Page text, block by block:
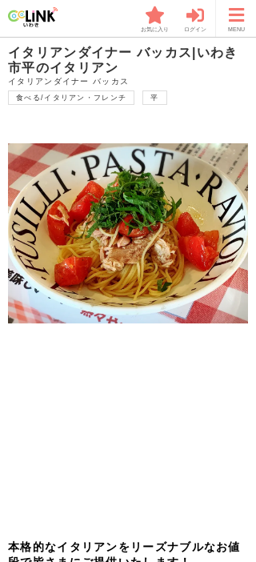
お気に入り ログイン MENU
イタリアンダイナー バッカス|いわき
市平のイタリアン
イタリアンダイナー バッカス
食べる/イタリアン・フレンチ 平
本格的なイタリアンをリーズナブルなお値